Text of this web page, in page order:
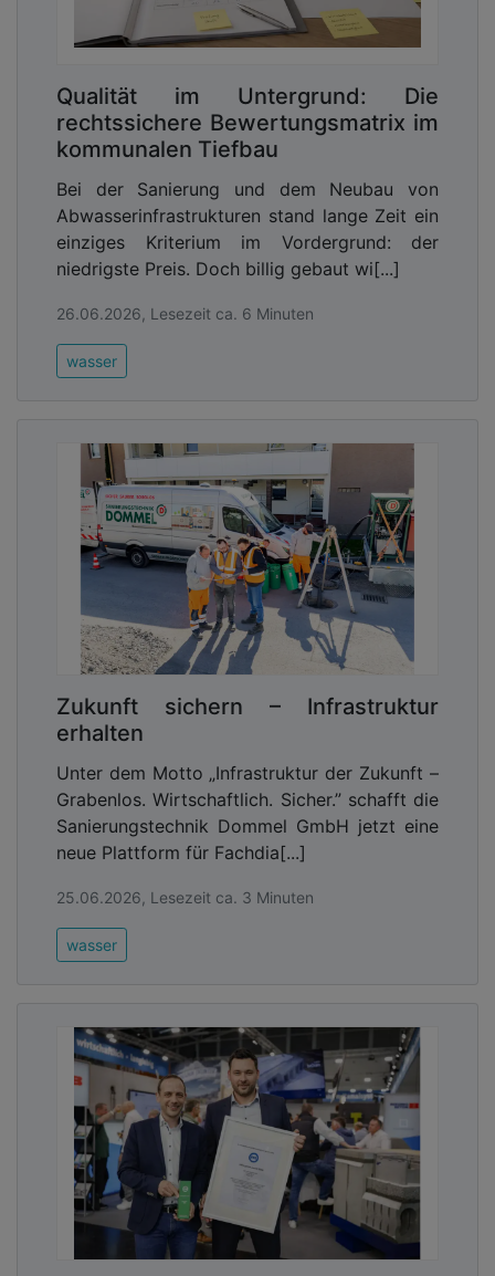
Qualität im Untergrund: Die
rechtssichere Bewertungsmatrix im
kommunalen Tiefbau
Bei der Sanierung und dem Neubau von
Abwasserinfrastrukturen stand lange Zeit ein
einziges Kriterium im Vordergrund: der
niedrigste Preis. Doch billig gebaut wi[...]
26.06.2026, Lesezeit ca. 6 Minuten
wasser
Zukunft sichern – Infrastruktur
erhalten
Unter dem Motto „Infrastruktur der Zukunft –
Grabenlos. Wirtschaftlich. Sicher.” schafft die
Sanierungstechnik Dommel GmbH jetzt eine
neue Plattform für Fachdia[...]
25.06.2026, Lesezeit ca. 3 Minuten
wasser